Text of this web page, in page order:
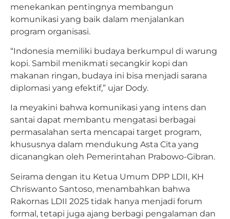
menekankan pentingnya membangun
komunikasi yang baik dalam menjalankan
program organisasi.
“Indonesia memiliki budaya berkumpul di warung
kopi. Sambil menikmati secangkir kopi dan
makanan ringan, budaya ini bisa menjadi sarana
diplomasi yang efektif,” ujar Dody.
Ia meyakini bahwa komunikasi yang intens dan
santai dapat membantu mengatasi berbagai
permasalahan serta mencapai target program,
khususnya dalam mendukung Asta Cita yang
dicanangkan oleh Pemerintahan Prabowo-Gibran.
Seirama dengan itu Ketua Umum DPP LDII, KH
Chriswanto Santoso, menambahkan bahwa
Rakornas LDII 2025 tidak hanya menjadi forum
formal, tetapi juga ajang berbagi pengalaman dan